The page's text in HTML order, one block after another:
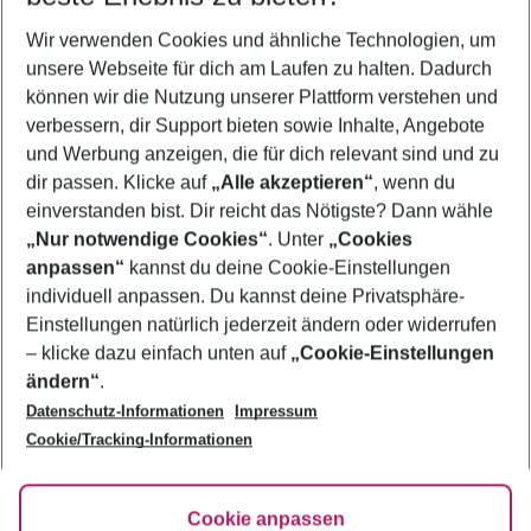
2 Erwachsene Keine Kinder
Mehr Filter anzeigen
Footer
Footer navigation
Über uns
AGB
Bestpreisgarantie
Cookie-Einstellungen ändern
Cookie-Richtlinie
Agenturbetreuung
Barrierefreies Reisen
FAQ
HanseMerkur Reiseversicherung
Folge uns
Wir verwenden Cookies und ähnliche Technologien, um
unsere Webseite für dich am Laufen zu halten. Dadurch
können wir die Nutzung unserer Plattform verstehen und
verbessern, dir Support bieten sowie Inhalte, Angebote
und Werbung anzeigen, die für dich relevant sind und zu
dir passen. Klicke auf „Alle akzeptieren“, wenn du
einverstanden bist. Dir reicht das Nötigste? Dann wähle
„Nur notwendige Cookies“. Unter „Cookies
anpassen“ kannst du deine Cookie-Einstellungen
individuell anpassen. Du kannst deine Privatsphäre-
Einstellungen natürlich jederzeit ändern oder widerrufen
– klicke dazu einfach unten auf „Cookie-Einstellungen
ändern“.
Datenschutz-Informationen
Impressum
Cookie/Tracking-Informationen
Cookie anpassen